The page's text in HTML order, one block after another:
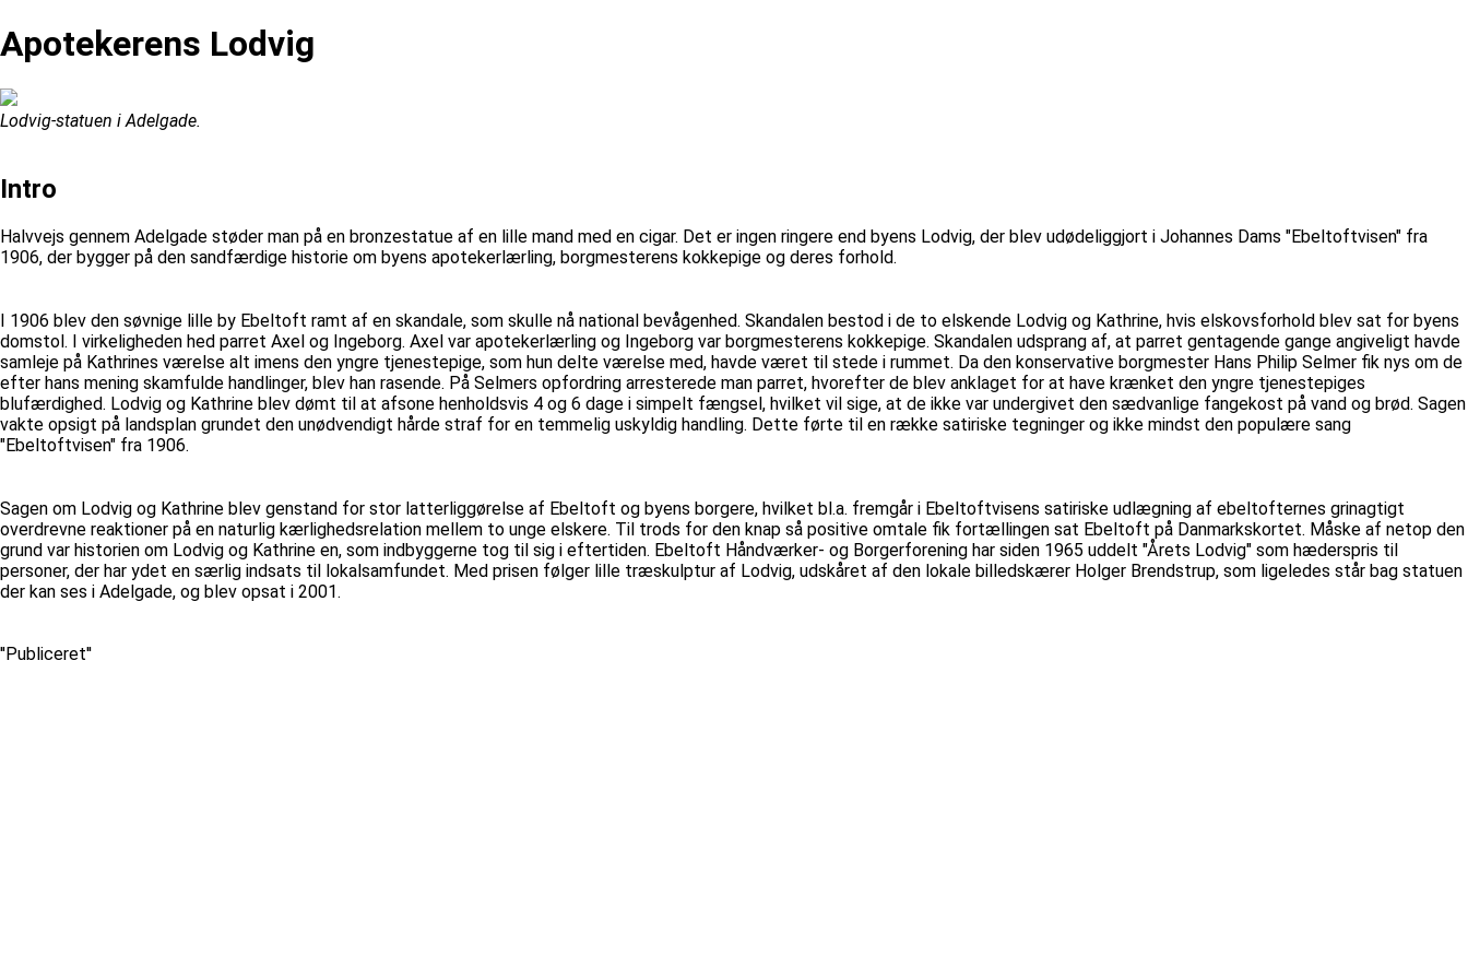
Apotekerens Lodvig
Lodvig-statuen i Adelgade.
Intro
Halvvejs gennem Adelgade støder man på en bronzestatue af en lille mand med en cigar. Det er ingen ringere end byens Lodvig, der blev udødeliggjort i Johannes Dams "Ebeltoftvisen" fra
1906, der bygger på den sandfærdige historie om byens apotekerlærling, borgmesterens kokkepige og deres forhold.
I 1906 blev den søvnige lille by Ebeltoft ramt af en skandale, som skulle nå national bevågenhed. Skandalen bestod i de to elskende Lodvig og Kathrine, hvis elskovsforhold blev sat for byens
domstol. I virkeligheden hed parret Axel og Ingeborg. Axel var apotekerlærling og Ingeborg var borgmesterens kokkepige. Skandalen udsprang af, at parret gentagende gange angiveligt havde
samleje på Kathrines værelse alt imens den yngre tjenestepige, som hun delte værelse med, havde været til stede i rummet. Da den konservative borgmester Hans Philip Selmer fik nys om de
efter hans mening skamfulde handlinger, blev han rasende. På Selmers opfordring arresterede man parret, hvorefter de blev anklaget for at have krænket den yngre tjenestepiges
blufærdighed. Lodvig og Kathrine blev dømt til at afsone henholdsvis 4 og 6 dage i simpelt fængsel, hvilket vil sige, at de ikke var undergivet den sædvanlige fangekost på vand og brød. Sagen
vakte opsigt på landsplan grundet den unødvendigt hårde straf for en temmelig uskyldig handling. Dette førte til en række satiriske tegninger og ikke mindst den populære sang
"Ebeltoftvisen" fra 1906.
Sagen om Lodvig og Kathrine blev genstand for stor latterliggørelse af Ebeltoft og byens borgere, hvilket bl.a. fremgår i Ebeltoftvisens satiriske udlægning af ebeltofternes grinagtigt
overdrevne reaktioner på en naturlig kærlighedsrelation mellem to unge elskere. Til trods for den knap så positive omtale fik fortællingen sat Ebeltoft på Danmarkskortet. Måske af netop den
grund var historien om Lodvig og Kathrine en, som indbyggerne tog til sig i eftertiden. Ebeltoft Håndværker- og Borgerforening har siden 1965 uddelt "Årets Lodvig" som hæderspris til
personer, der har ydet en særlig indsats til lokalsamfundet. Med prisen følger lille træskulptur af Lodvig, udskåret af den lokale billedskærer Holger Brendstrup, som ligeledes står bag statuen
der kan ses i Adelgade, og blev opsat i 2001.
''Publiceret''